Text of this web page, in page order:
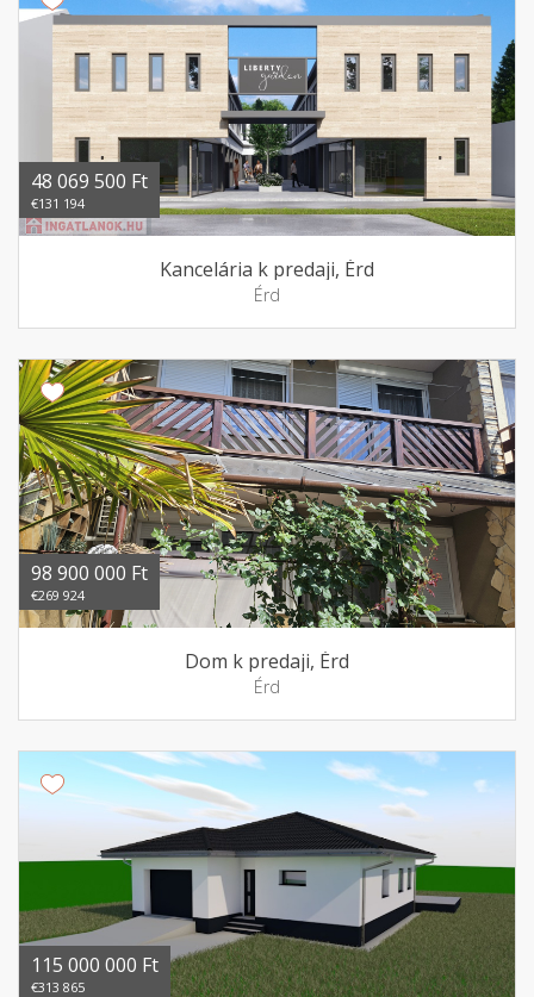
48 069 500 Ft
€131 194
Kancelária k predaji, Érd
Érd
98 900 000 Ft
€269 924
Dom k predaji, Érd
Érd
115 000 000 Ft
€313 865